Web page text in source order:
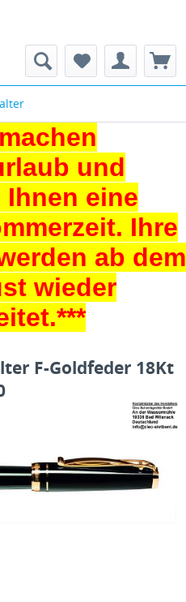
und
eine
Ihre
ab dem
wieder
F-Goldfeder 18Kt